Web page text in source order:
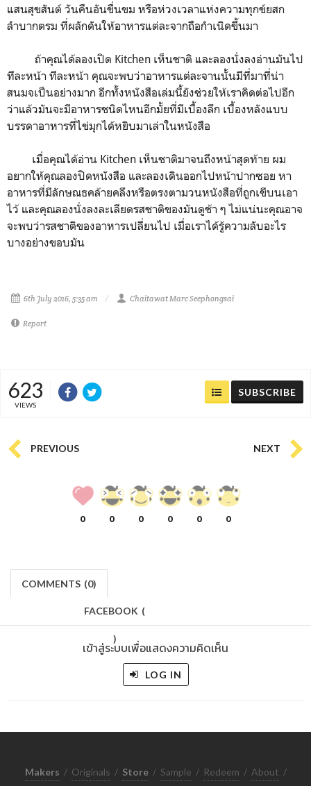
แสนสุขสันต์ วันคืนอันขื่นขม หรือห่วงเวลาแห่งความทุกข์ยสก
ลำบากตรม ที่ผลักดันให้อาหารแต่ละจากถือกำเนิดขึ้นมา
ถ้าคุณได้ลองเปิด Kitchen เห็นชาติ และลองนั่งลงอ่านมันไป
ทีละหน้า ทีละหน้า คุณจะพบว่าอาหารแต่ละจานนั้นมีที่มาที่น่า
สนมจเป็นอย่างมาก อีกทั้งหนังสือเล่มนี้ยังช่วยให้เราคิดต่อไปอีก
ว่าแล้วมันจะมีอาหารชนิดไหนอีกมั้ยที่มีเบื้องลึก เบื้องหลังแบบ
บรรดาอาหารที่ไข่มุกได้หยิบมาเล่าในหนังสือ
เมื่อคุณได้อ่าน Kitchen เห็นชาติมาจนถึงหน้าสุดท้าย ผม
อยากให้คุณลองปิดหนังสือ และลองเดินออกไปหน้าปากซอย หา
อาหารที่มีลักษณธคล้ายคลึงหรือตรงตามวนหนังสือที่ถูกเขีบนเอา
ไว้ และคุณลองนั่งลงละเลียดรสชาติของมันดูช้า ๆ ไม่แน่นะคุณอาจ
จะพบว่ารสชาติของอาหารเปลี่ยนไป เมื่อเราได้รู้ความลับอะไร
บางอย่างขอบมัน
6th July 2016, 5:35 am Chaitawat Marc Seephongsai
Report
623
VIEWS
SUBSCRIBE
PREVIOUS NEXT
0 0 0 0 0 0
COMMENTS (0)
FACEBOOK (
)
เข้าสู่ระบบเพื่อแสดงความคิดเห็น
LOG IN
Makers / Originals / Store / Sample / Redeem / About /